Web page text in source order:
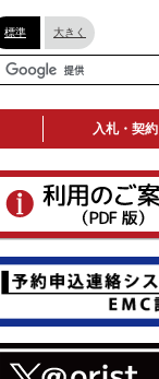
標準 大きく
入札・契約